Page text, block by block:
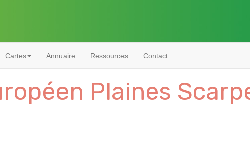
Cartes Annuaire Ressources Contact
Plaines